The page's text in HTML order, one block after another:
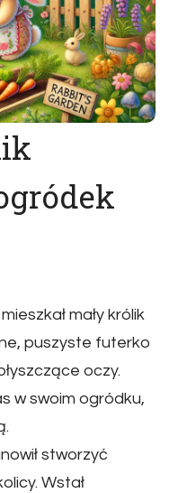
mały królik
puszyste futerko
oczy.
w swoim ogródku,
stworzyć
Wstał